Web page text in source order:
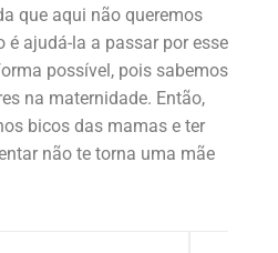
que aqui não queremos
é ajudá-la a passar por esse
possível, pois sabemos
na maternidade. Então,
bicos das mamas e ter
não te torna uma mãe